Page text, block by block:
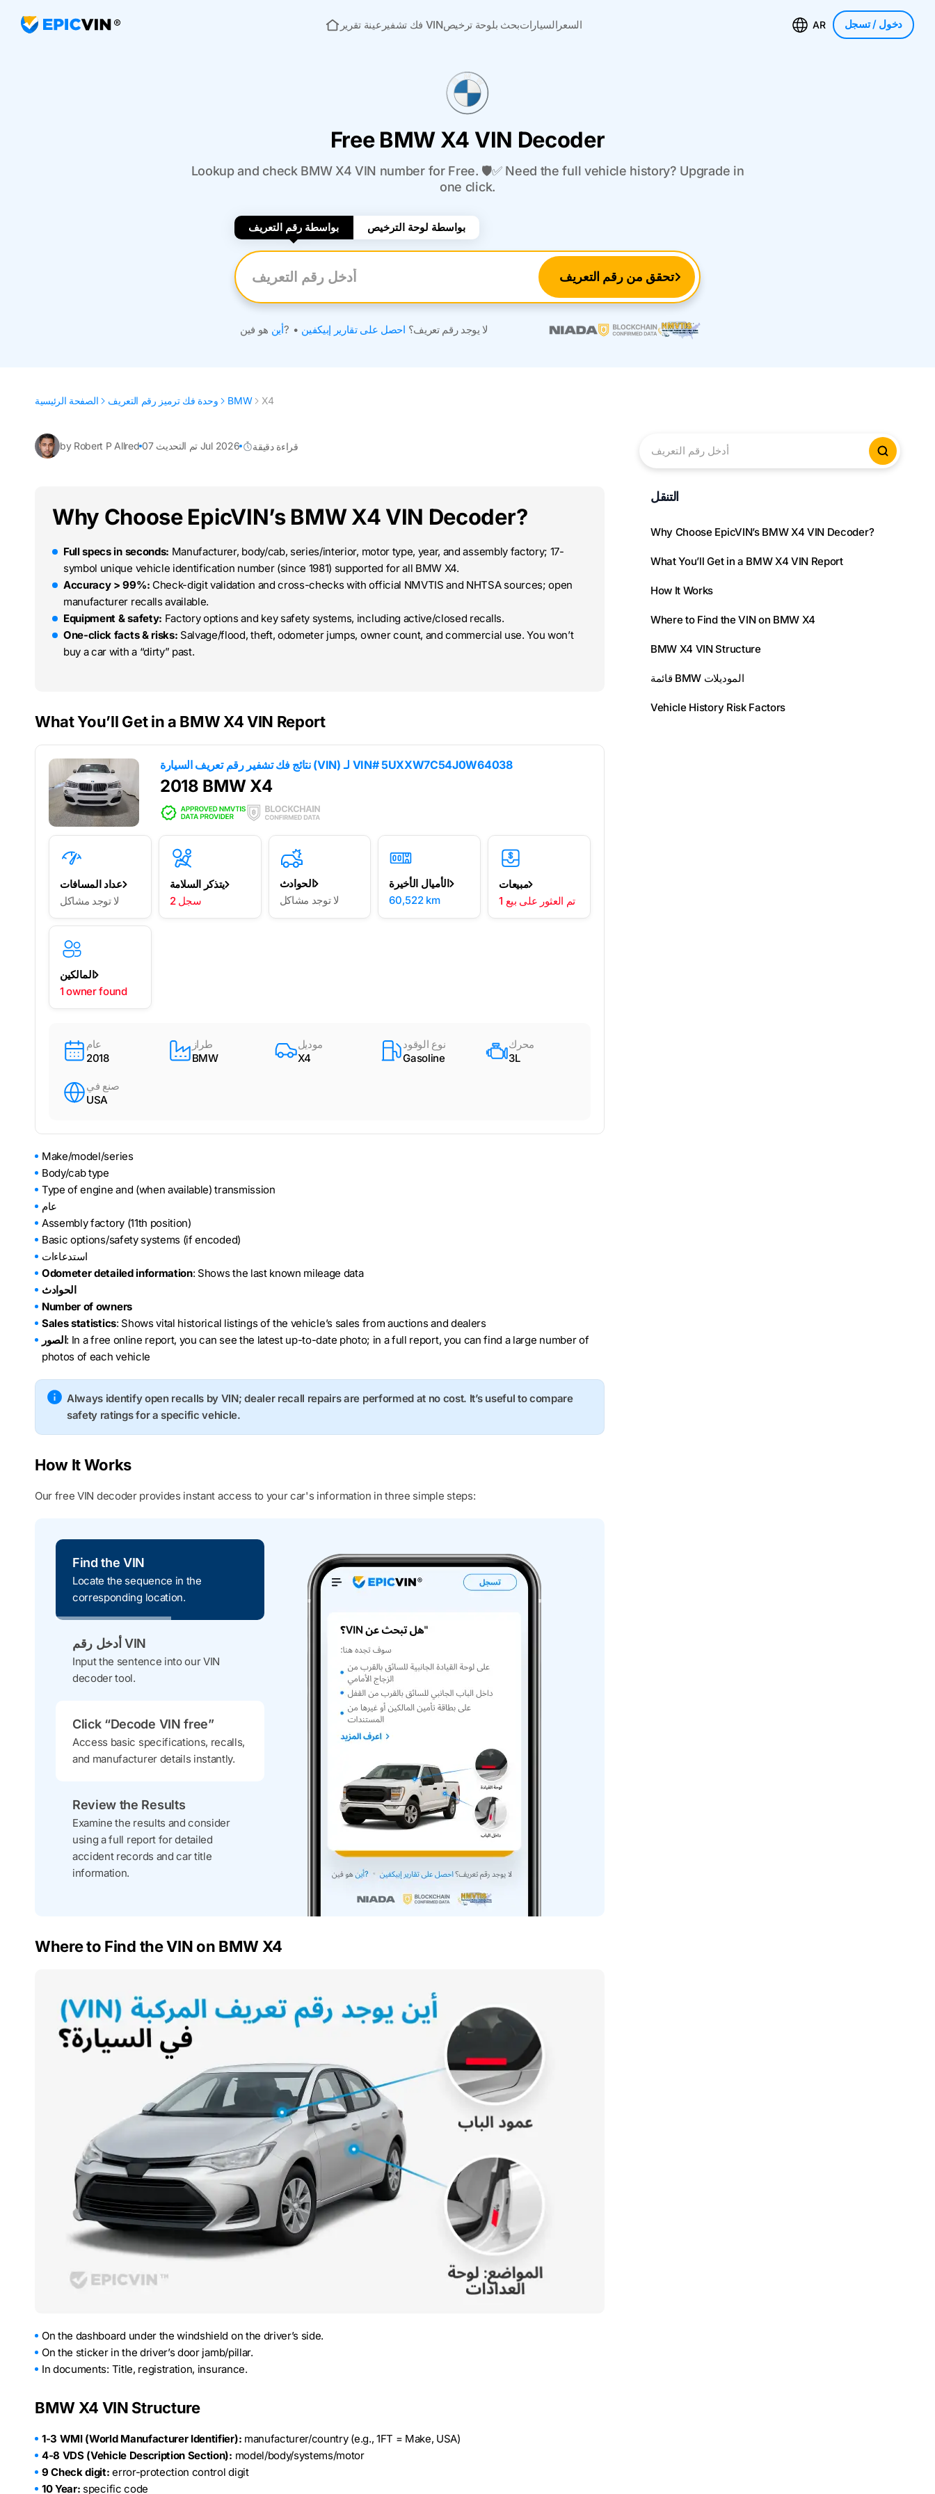
الصفحة الرئيسية
عينة تقرير فك تشفير VINبحث بلوحة ترخيصالسيارات السعر AR دخول/ تسجل
Free BMW X4 VIN Decoder
Lookup and check BMW X4 VIN number for Free. 🛡️✅ Need the full vehicle history? Upgrade in
one click.
بواسطة رقم التعريف بواسطة لوحة الترخيص
أدخل رقم التعريف تحقق من رقم التعريف
أينهو فين? • لا يوجد رقم تعريف؟ احصل على تقارير إبيكفين
الصفحة الرئيسية وحدة فك ترميز رقم التعريف BMW X4
by Robert P Allred تم التحديث 07 Jul 2026 قراءة دقيقة
Why Choose EpicVIN’s BMW X4 VIN Decoder?
Full specs in seconds: Manufacturer, body/cab, series/interior, motor type, year, and assembly factory; 17-
symbol unique vehicle identification number (since 1981) supported for all BMW X4.
Accuracy > 99%: Check-digit validation and cross-checks with official NMVTIS and NHTSA sources; open
manufacturer recalls available.
Equipment & safety: Factory options and key safety systems, including active/closed recalls.
One-click facts & risks: Salvage/flood, theft, odometer jumps, owner count, and commercial use. You won’t
buy a car with a “dirty” past.
What You’ll Get in a BMW X4 VIN Report
نتائج فك تشفير رقم تعريف السيارة (VIN) لـ VIN# 5UXXW7C54J0W64038
2018 BMW X4
عداد المسافات
لا توجد مشاكل
يتذكر السلامة
2 سجل
الحوادث
لا توجد مشاكل
الأميال الأخيرة
60,522 km
مبيعات
1 تم العثور على بيع
المالكين
1 owner found
عام
2018
طراز
BMW
موديل
X4
نوع الوقود
Gasoline
محرك
3L
صنع في
USA
Make/model/series
Body/cab type
Type of engine and (when available) transmission
عام
Assembly factory (11th position)
Basic options/safety systems (if encoded)
استدعاءات
Odometer detailed information: Shows the last known mileage data
الحوادث
Number of owners
Sales statistics: Shows vital historical listings of the vehicle’s sales from auctions and dealers
الصور : In a free online report, you can see the latest up-to-date photo; in a full report, you can find a large number of
photos of each vehicle
Always identify open recalls by VIN; dealer recall repairs are performed at no cost. It’s useful to compare
safety ratings for a specific vehicle.
How It Works
Our free VIN decoder provides instant access to your car's information in three simple steps:
Find the VIN
Locate the sequence in the
corresponding location.
أدخل رقم VIN
Input the sentence into our VIN
decoder tool.
Click “Decode VIN free”
Access basic specifications, recalls,
and manufacturer details instantly.
Review the Results
Examine the results and consider
using a full report for detailed
accident records and car title
information.
Where to Find the VIN on BMW X4
On the dashboard under the windshield on the driver’s side.
On the sticker in the driver’s door jamb/pillar.
In documents: Title, registration, insurance.
BMW X4 VIN Structure
1-3 WMI (World Manufacturer Identifier): manufacturer/country (e.g., 1FT = Make, USA)
4-8 VDS (Vehicle Description Section): model/body/systems/motor
9 Check digit: error-protection control digit
10 Year: specific code
أدخل رقم التعريف من
التنقل
Why Choose EpicVIN’s BMW X4 VIN Decoder?
What You’ll Get in a BMW X4 VIN Report
How It Works
Where to Find the VIN on BMW X4
BMW X4 VIN Structure
قائمة BMW الموديلات
Vehicle History Risk Factors